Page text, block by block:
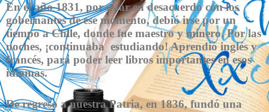
En el año 1831, por estar en desacuerdo con los
gobernantes de ese momento, debió irse por un
tiempo a Chile, donde fue maestro y minero. Por las
noches, ¡continuaba estudiando! Aprendió inglés y
francés, para poder leer libros importantes en esos
idiomas.
De regreso a nuestra Patria, en 1836, fundó una